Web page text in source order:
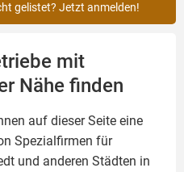
gelistet? Jetzt anmelden!
mit
Nähe finden
auf dieser Seite eine
Spezialfirmen für
und anderen Städten in